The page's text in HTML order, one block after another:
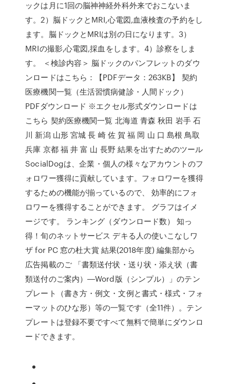
ックは月に1回の脳神神経外科外来でおこないま
す。2）脳ドックとMRI,心電図,血液検査の予約をし
ます。脳ドックとMRIは別の日になります。3）
MRIの撮影,心電図,採血をします。4）診察をしま
す。 ＜検診内容＞ 脳ドックのパンフレットのダウ
ンロードはこちら：【PDFデータ：263KB】 契約
医療機関一覧（生活習慣病健診・人間ドック）
PDFダウンロード ※エクセル形式ダウンロードは
こちら 契約医療機関一覧 北海道 青森 秋田 岩手 石
川 新潟 山形 宮城 長 崎 佐 賀 福 岡 山 口 島根 鳥取
兵庫 京都 福 井 富 山 長野 結果を出すためのツール
SocialDogは、企業・個人の様々なアカウントのフ
ォロワー獲得に貢献しています。フォロワーを獲得
するための機能が揃っているので、 効率的にフォ
ロワーを獲得することができます。 グラフはイメ
ージです。 ランキング（ダウンロード数） 知っ
得！旬のネットサービス デキる人の使いこなしワ
ザ for PC 窓の杜大賞 結果(2018年度) 編集部から
広告掲載のご 「書類送付状・送り状・添え状（書
類送付のご案内）―Word版（シンプル）」のテン
プレート（書き方・例文・文例と書式・様式・フォ
ーマットのひな形）等の一覧です（全11件）。テン
プレートは登録不要ですべて無料で簡単にダウンロ
ードできます。